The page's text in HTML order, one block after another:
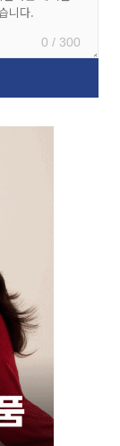
0 / 300